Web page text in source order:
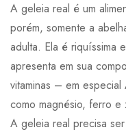
A geleia real é um
porém, somente a
adulta. Ela é riquíssima
apresenta em sua
vitaminas – em
como magnésio, ferro e
A geleia real precisa